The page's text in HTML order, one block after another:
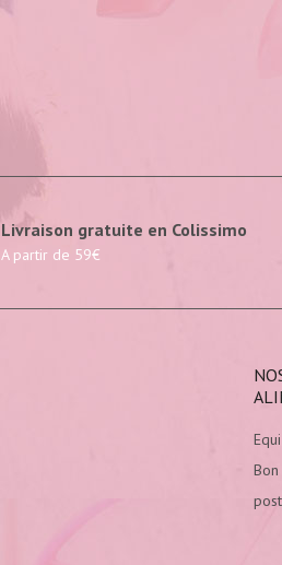
Livraison gratuite en Colissimo
A partir de 59€